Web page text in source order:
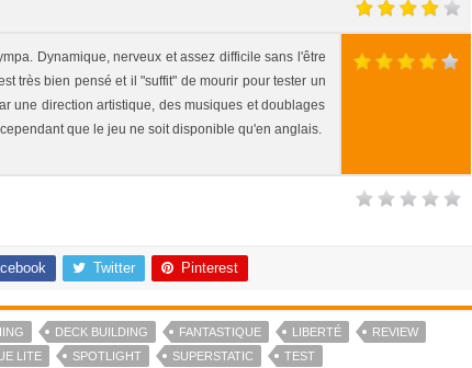
Dynamique, nerveux et assez difficile sans l'être
très bien pensé et il "suffit" de mourir pour tester un
une direction artistique, des musiques et doublages
que le jeu ne soit disponible qu'en anglais.
Twitter Pinterest
DECK BUILDING FANTASTIQUE LIBERTÉ
REVIEW
LITE SPOTLIGHT SUPERSTATIC TEST